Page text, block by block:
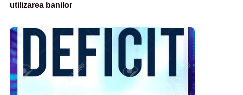
utilizarea banilor